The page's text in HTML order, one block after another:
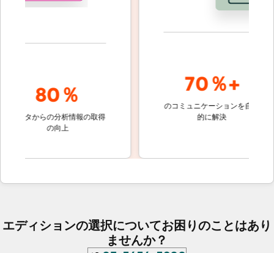
80％
タからの分析情報の取得
の向上
70％+
のコミュニケーションを自動
的に解決
顧客対
エディションの選択についてお困りのことはあり
ませんか？